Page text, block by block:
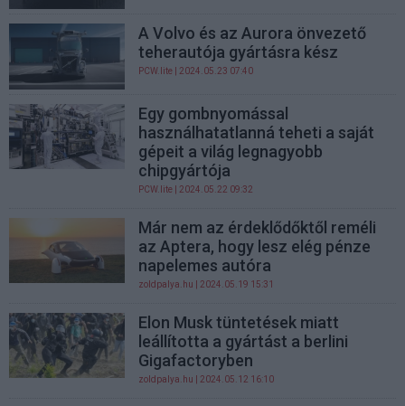
A Volvo és az Aurora önvezető
teherautója gyártásra kész
PCW.lite | 2024.05.23 07:40
Egy gombnyomással
használhatatlanná teheti a saját
gépeit a világ legnagyobb
chipgyártója
PCW.lite | 2024.05.22 09:32
Már nem az érdeklődőktől reméli
az Aptera, hogy lesz elég pénze
napelemes autóra
zoldpalya.hu | 2024.05.19 15:31
Elon Musk tüntetések miatt
leállította a gyártást a berlini
Gigafactoryben
zoldpalya.hu | 2024.05.12 16:10